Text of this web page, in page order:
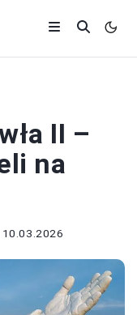
II –
na
10.03.2026